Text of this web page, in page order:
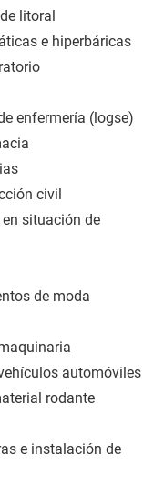
litoral
e hiperbáricas
enfermería (logse)
civil
situación de
de moda
automóviles
rodante
e instalación de